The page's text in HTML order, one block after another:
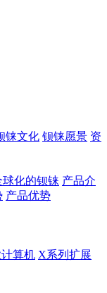
铼文化 钡铼愿景 资
球化的钡铼 产品介
产品优势
算机 X系列扩展